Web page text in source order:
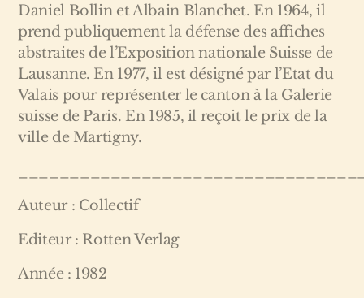
Daniel Bollin et Albain Blanchet. En 1964, il
prend publiquement la défense des affiches
abstraites de l’Exposition nationale Suisse de
Lausanne. En 1977, il est désigné par l’Etat du
Valais pour représenter le canton à la Galerie
suisse de Paris. En 1985, il reçoit le prix de la
ville de Martigny.
Auteur : Collectif
Editeur : Rotten Verlag
Année : 1982